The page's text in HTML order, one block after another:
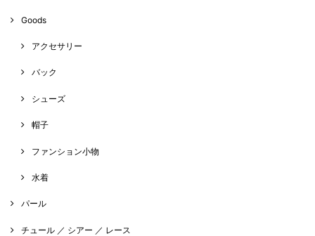
Goods
アクセサリー
バック
シューズ
帽子
ファンション小物
水着
パール
チュール ／ シアー ／ レース